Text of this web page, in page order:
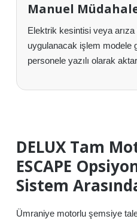
Manuel
Elektrik kesintisi veya
uygulanacak işlem modele
personele yazılı olarak
DELUX Tam
ESCAPE
Sistem
Ümraniye motorlu şemsiye